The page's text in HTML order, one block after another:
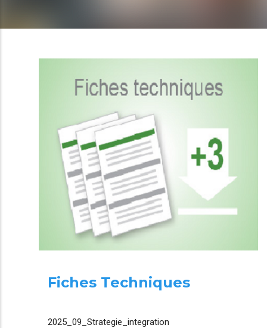
Fiches Techniques
2025_09_Strategie_integration